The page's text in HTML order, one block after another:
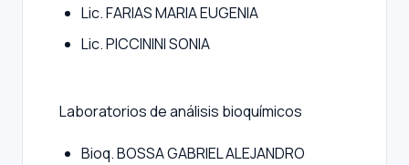
Lic. FARIAS MARIA EUGENIA
Lic. PICCININI SONIA
Laboratorios de análisis bioquímicos
Bioq. BOSSA GABRIEL ALEJANDRO